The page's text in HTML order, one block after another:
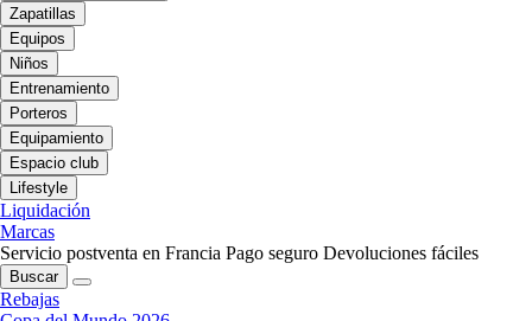
Zapatillas
Equipos
Niños
Entrenamiento
Porteros
Equipamiento
Espacio club
Lifestyle
Liquidación
Marcas
Servicio postventa en Francia Pago seguro Devoluciones fáciles
Buscar
Rebajas